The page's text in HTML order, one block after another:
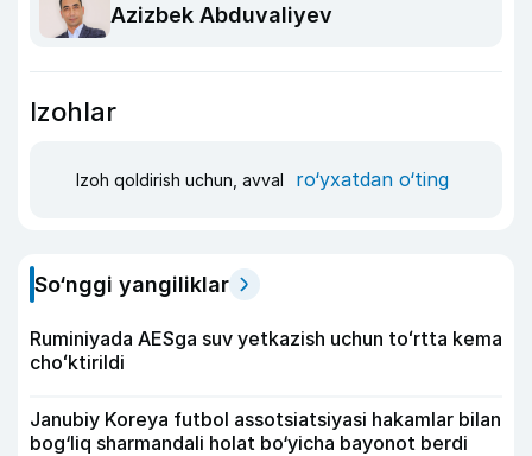
Azizbek Abduvaliyev
Izohlar
Izoh qoldirish uchun, avval ro‘yxatdan o‘ting
So‘nggi yangiliklar
Ruminiyada AESga suv yetkazish uchun toʻrtta kema
choʻktirildi
Janubiy Koreya futbol assotsiatsiyasi hakamlar bilan
bog‘liq sharmandali holat bo‘yicha bayonot berdi